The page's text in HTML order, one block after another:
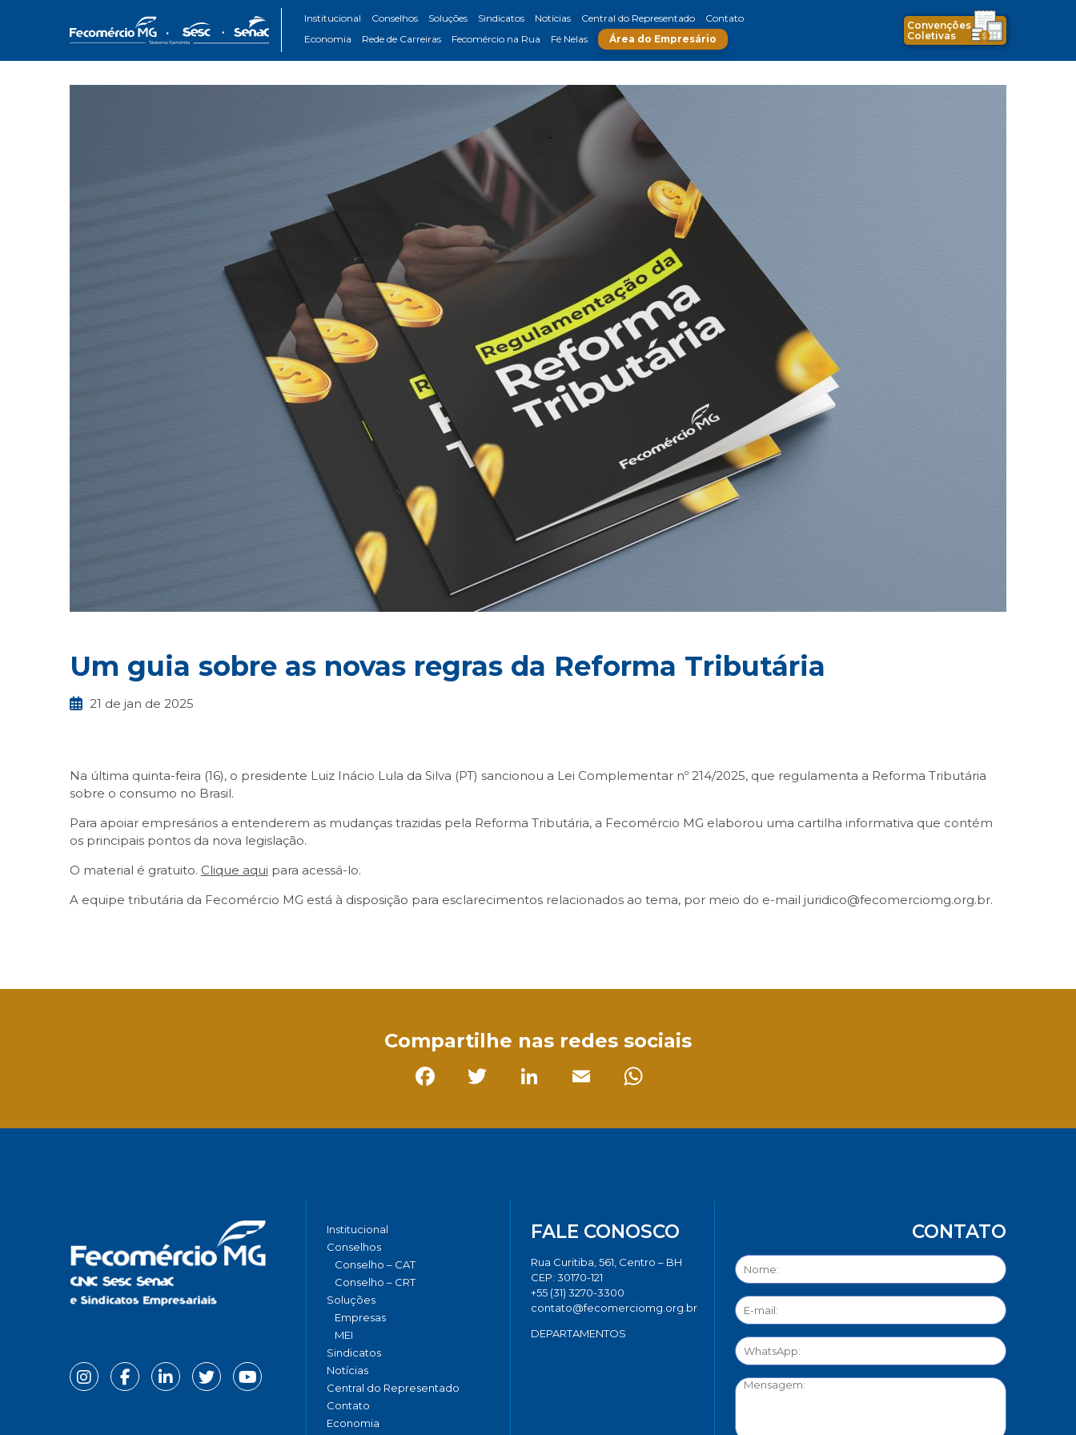
Institucional Conselhos Soluções Sindicatos Notícias Central do Representado
Contato
Economia
Rede de Carreiras Fecomércio na Rua Fé Nelas Área do Empresário
Convenções
Coletivas
Um guia sobre as novas regras da Reforma Tributária
21 de jan de 2025
Na última quinta-feira (16), o presidente Luiz Inácio Lula da Silva (PT) sancionou a Lei Complementar nº 214/2025, que regulamenta a Reforma Tributária
sobre o consumo no Brasil.
Para apoiar empresários a entenderem as mudanças trazidas pela Reforma Tributária, a Fecomércio MG elaborou uma cartilha informativa que contém
os principais pontos da nova legislação.
O material é gratuito. Clique aqui para acessá-lo.
A equipe tributária da Fecomércio MG está à disposição para esclarecimentos relacionados ao tema, por meio do e-mail juridico@fecomerciomg.org.br.
Compartilhe nas redes sociais
Institucional
Conselhos
Conselho – CAT
Conselho – CRT
Soluções
Empresas
MEI
Sindicatos
Notícias
Central do Representado
Contato
Economia
FALE CONOSCO
Rua Curitiba, 561, Centro – BH
CEP: 30170-121
+55 (31) 3270-3300
contato@fecomerciomg.org.br
DEPARTAMENTOS
CONTATO